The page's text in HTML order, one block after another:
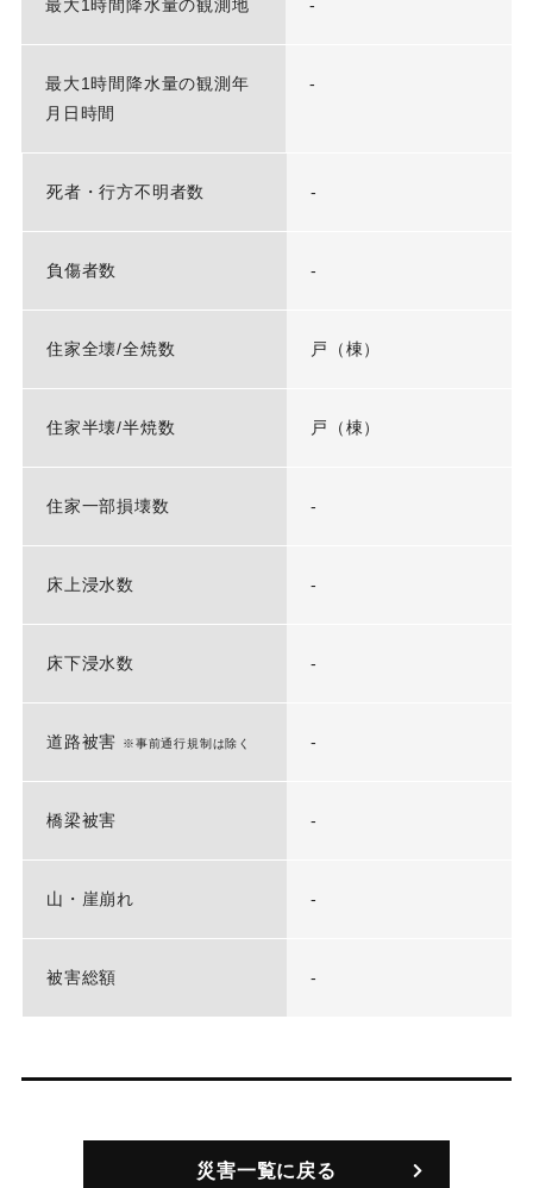
最大1時間降水量の観測地 -
最大1時間降水量の観測年
月日時間
-
死者・行方不明者数 -
負傷者数 -
住家全壊/全焼数 戸（棟）
住家半壊/半焼数 戸（棟）
住家一部損壊数 -
床上浸水数 -
床下浸水数 -
道路被害 ※事前通行規制は除く -
橋梁被害 -
山・崖崩れ -
被害総額 -
災害一覧に戻る